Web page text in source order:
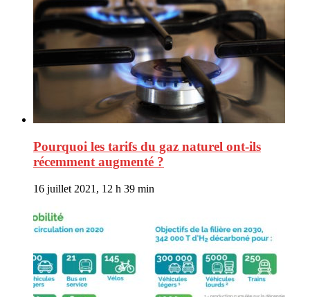
Pourquoi les tarifs du gaz naturel ont-ils
récemment augmenté ?
16 juillet 2021, 12 h 39 min